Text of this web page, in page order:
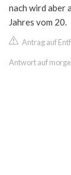
nach wird aber
Jahres vom 20.
Antrag auf
Antwort auf